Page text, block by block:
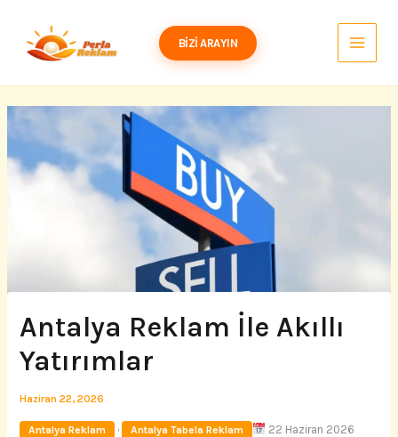
BIZI ARAYIN
Antalya Reklam İle Akıllı
Yatırımlar
Haziran 22, 2026
Antalya Reklam · Antalya Tabela Reklam 22 Haziran 2026